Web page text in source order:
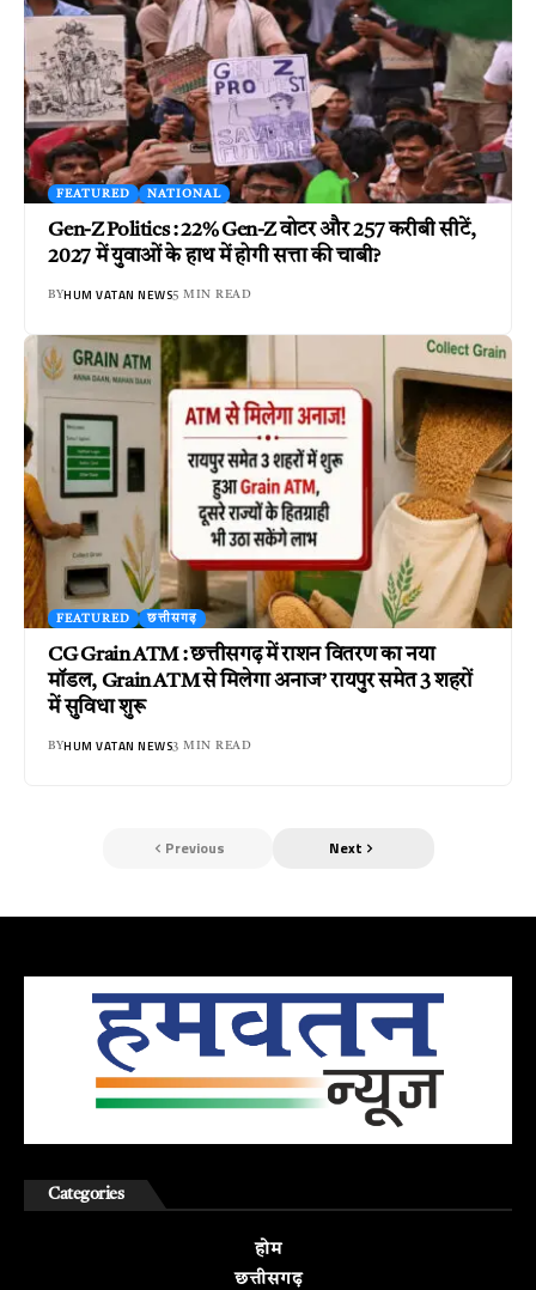
FEATURED NATIONAL
Gen-Z Politics : 22% Gen-Z वोटर और 257 करीबी सीटें,
2027 में युवाओं के हाथ में होगी सत्ता की चाबी?
BYHUM VATAN NEWS5 MIN READ
FEATURED छत्तीसगढ़
CG Grain ATM : छत्तीसगढ़ में राशन वितरण का नया
मॉडल, Grain ATM से मिलेगा अनाज’ रायपुर समेत 3 शहरों
में सुविधा शुरू
BYHUM VATAN NEWS3 MIN READ
Previous Next
Categories
होम
छत्तीसगढ़